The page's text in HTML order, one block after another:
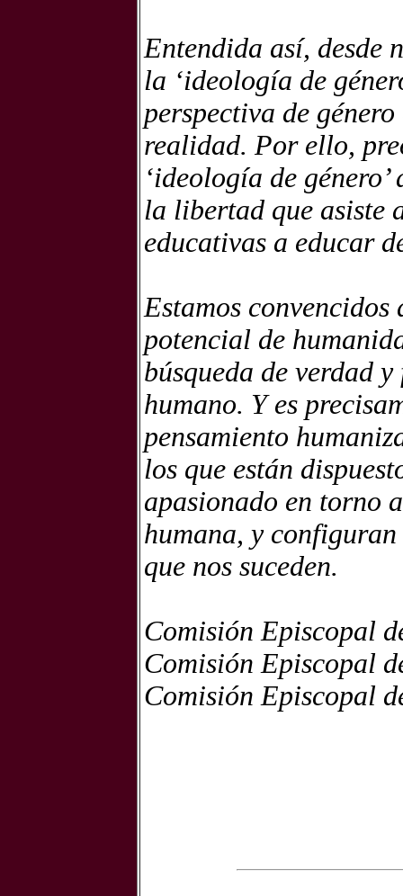
Entendida así, desde
la ‘ideología de
perspectiva de
realidad. Por ello,
‘ideología de
la libertad que asiste
educativas a educar
Estamos
potencial de
búsqueda de verdad
humano. Y es
pensamiento
los que están
apasionado en torno
humana, y
que nos suceden.
Comisión Episcopal
Comisión Episcopal
Comisión Episcopal